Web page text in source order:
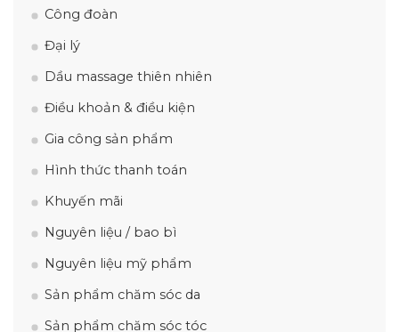
Công đoàn
Đại lý
Dầu massage thiên nhiên
Điều khoản & điều kiện
Gia công sản phẩm
Hình thức thanh toán
Khuyến mãi
Nguyên liệu / bao bì
Nguyên liệu mỹ phẩm
Sản phẩm chăm sóc da
Sản phẩm chăm sóc tóc